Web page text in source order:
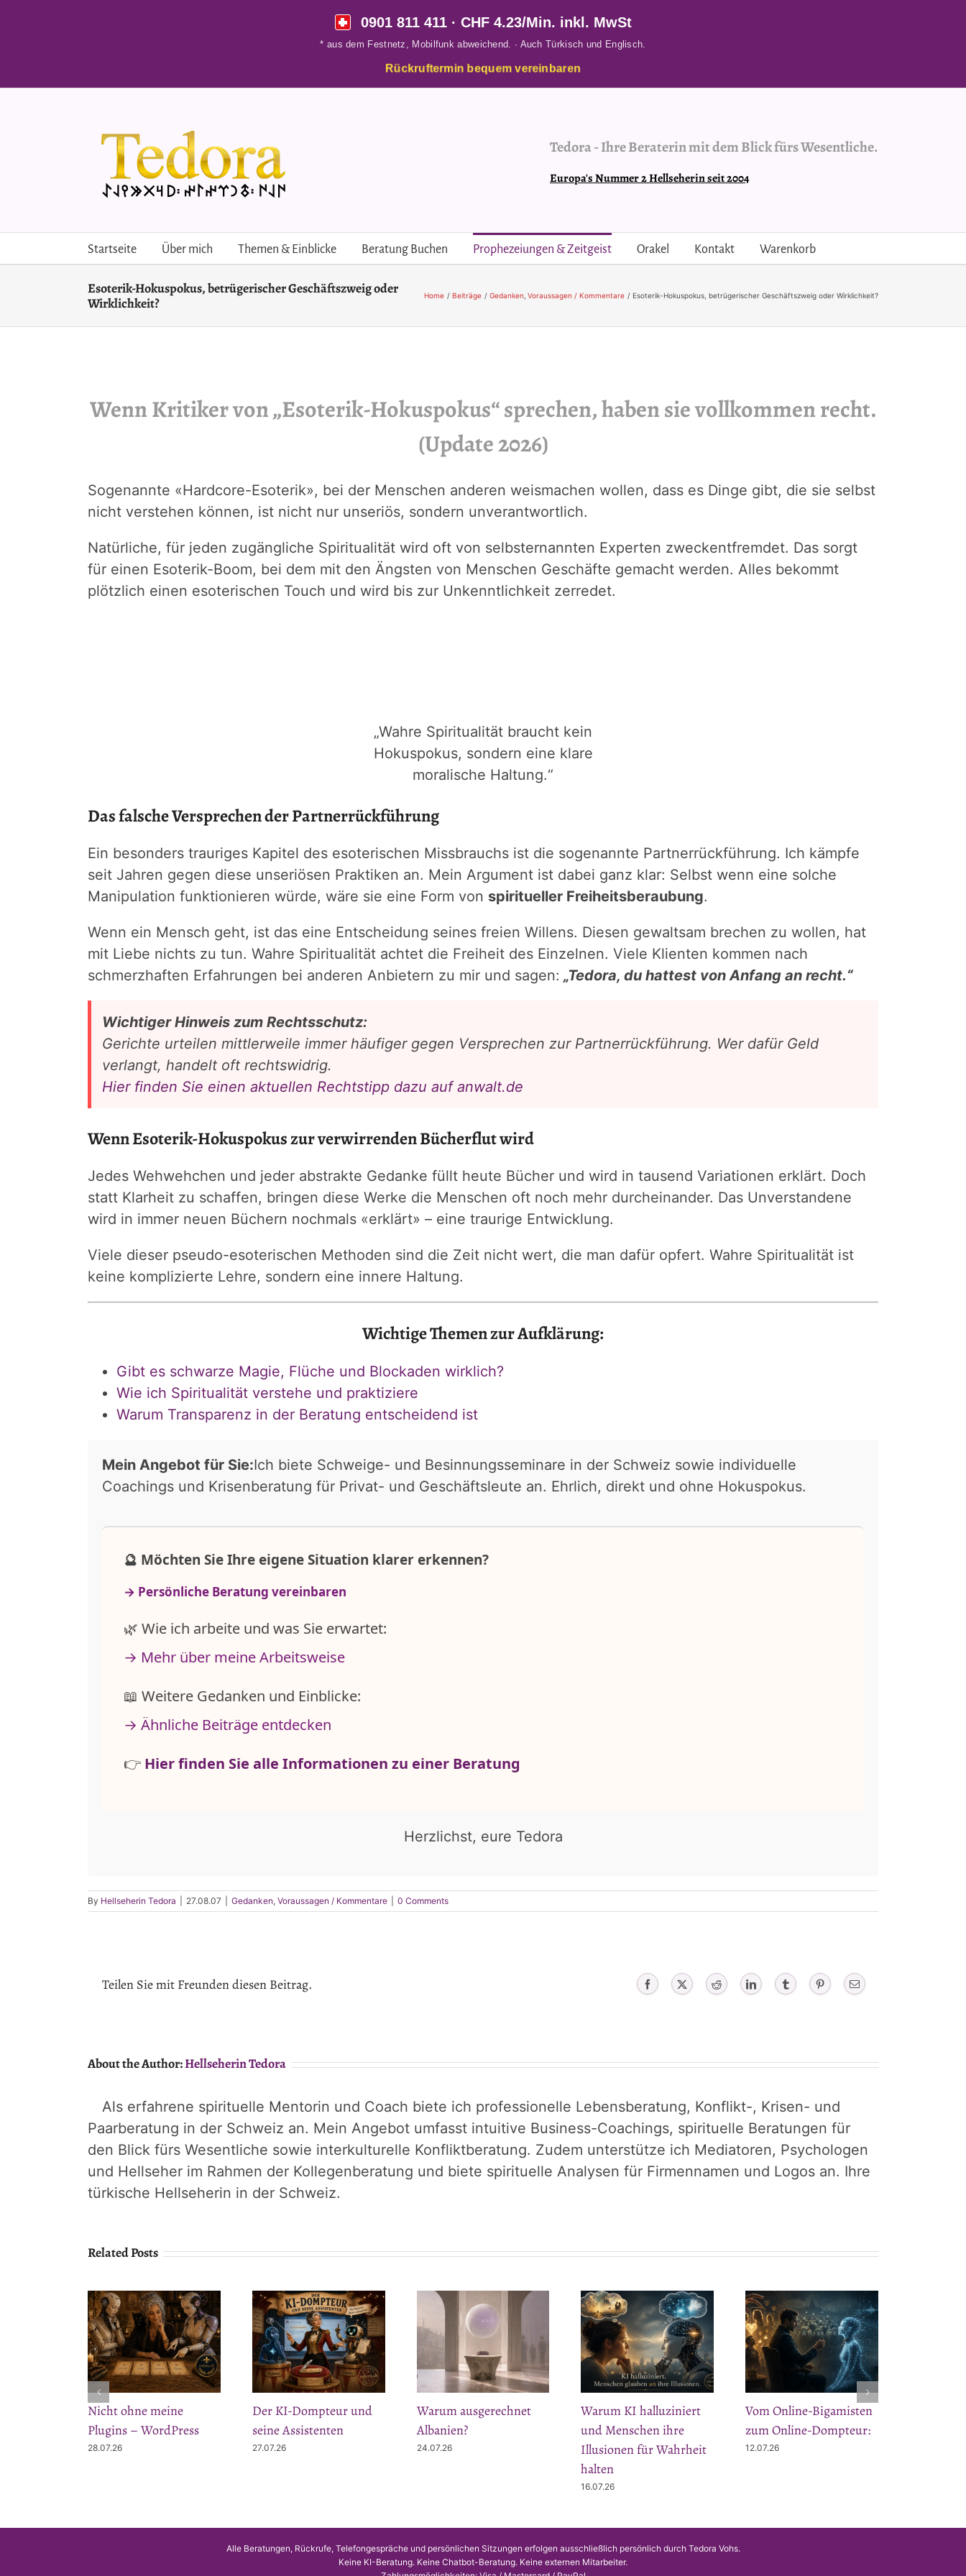
0901 811 411· CHF 4.23/Min. inkl. MwSt
* aus dem Festnetz, Mobilfunk abweichend. · Auch Türkisch und Englisch.
Rückruftermin bequem vereinbaren
Tedora-Ihre Beraterin mit dem Blick fürs Wesentliche.
Europa's Nummer 2 Hellseherin seit 2004
Startseite Über mich Themen & Einblicke Beratung Buchen Prophezeiungen & Zeitgeist Orakel Kontakt Warenkorb
Esoterik-Hokuspokus, betrügerischer Geschäftszweig oder
Wirklichkeit?
Home Beiträge Gedanken Voraussagen / Kommentare Esoterik-Hokuspokus, betrügerischer Geschäftszweig oder Wirklichkeit?
Wenn Kritiker von „Esoterik-Hokuspokus“ sprechen, haben sie vollkommen recht.
(Update 2026)
Sogenannte «Hardcore-Esoterik», bei der Menschen anderen weismachen wollen, dass es Dinge gibt, die sie selbst
nicht verstehen können, ist nicht nur unseriös, sondern unverantwortlich.
Natürliche, für jeden zugängliche Spiritualität wird oft von selbsternannten Experten zweckentfremdet. Das sorgt
für einen Esoterik-Boom, bei dem mit den Ängsten von Menschen Geschäfte gemacht werden. Alles bekommt
plötzlich einen esoterischen Touch und wird bis zur Unkenntlichkeit zerredet.
„Wahre Spiritualität braucht kein
Hokuspokus, sondern eine klare
moralische Haltung.“
Das falsche Versprechen der Partnerrückführung
Ein besonders trauriges Kapitel des esoterischen Missbrauchs ist die sogenannte Partnerrückführung. Ich kämpfe
seit Jahren gegen diese unseriösen Praktiken an. Mein Argument ist dabei ganz klar: Selbst wenn eine solche
Manipulation funktionieren würde, wäre sie eine Form von spiritueller Freiheitsberaubung.
Wenn ein Mensch geht, ist das eine Entscheidung seines freien Willens. Diesen gewaltsam brechen zu wollen, hat
mit Liebe nichts zu tun. Wahre Spiritualität achtet die Freiheit des Einzelnen. Viele Klienten kommen nach
schmerzhaften Erfahrungen bei anderen Anbietern zu mir und sagen: „Tedora, du hattest von Anfang an recht.“
Wichtiger Hinweis zum Rechtsschutz:
Gerichte urteilen mittlerweile immer häufiger gegen Versprechen zur Partnerrückführung. Wer dafür Geld
verlangt, handelt oft rechtswidrig.
Hier finden Sie einen aktuellen Rechtstipp dazu auf anwalt.de
Wenn Esoterik-Hokuspokus zur verwirrenden Bücherflut wird
Jedes Wehwehchen und jeder abstrakte Gedanke füllt heute Bücher und wird in tausend Variationen erklärt. Doch
statt Klarheit zu schaffen, bringen diese Werke die Menschen oft noch mehr durcheinander. Das Unverstandene
wird in immer neuen Büchern nochmals «erklärt» – eine traurige Entwicklung.
Viele dieser pseudo-esoterischen Methoden sind die Zeit nicht wert, die man dafür opfert. Wahre Spiritualität ist
keine komplizierte Lehre, sondern eine innere Haltung.
Wichtige Themen zur Aufklärung:
Gibt es schwarze Magie, Flüche und Blockaden wirklich?
Wie ich Spiritualität verstehe und praktiziere
Warum Transparenz in der Beratung entscheidend ist
Mein Angebot für Sie:Ich biete Schweige- und Besinnungsseminare in der Schweiz sowie individuelle
Coachings und Krisenberatung für Privat- und Geschäftsleute an. Ehrlich, direkt und ohne Hokuspokus.
🔮 Möchten Sie Ihre eigene Situation klarer erkennen?
→ Persönliche Beratung vereinbaren
🌿 Wie ich arbeite und was Sie erwartet:
→ Mehr über meine Arbeitsweise
📖 Weitere Gedanken und Einblicke:
→ Ähnliche Beiträge entdecken
👉 Hier finden Sie alle Informationen zu einer Beratung
Herzlichst, eure Tedora
By Hellseherin Tedora 27.08.07 Gedanken, Voraussagen / Kommentare 0 Comments
Teilen Sie mit Freunden diesen Beitrag. Facebook X Reddit LinkedIn Tumblr PinterestEmail
About the Author:Hellseherin Tedora
Als erfahrene spirituelle Mentorin und Coach biete ich professionelle Lebensberatung, Konflikt-, Krisen- und
Paarberatung in der Schweiz an. Mein Angebot umfasst intuitive Business-Coachings, spirituelle Beratungen für
den Blick fürs Wesentliche sowie interkulturelle Konfliktberatung. Zudem unterstütze ich Mediatoren, Psychologen
und Hellseher im Rahmen der Kollegenberatung und biete spirituelle Analysen für Firmennamen und Logos an. Ihre
türkische Hellseherin in der Schweiz.
Related Posts
Nicht ohne meine
Plugins – WordPress
28.07.26
Der KI-Dompteur und
seine Assistenten
27.07.26
Warum ausgerechnet
Albanien?
24.07.26
Warum KI halluziniert
und Menschen ihre
Illusionen für Wahrheit
halten
16.07.26
Vom Online-Bigamisten
zum Online-Dompteur:
12.07.26
Alle Beratungen, Rückrufe, Telefongespräche und persönlichen Sitzungen erfolgen ausschließlich persönlich durch Tedora Vohs.
Keine KI-Beratung. Keine Chatbot-Beratung. Keine externen Mitarbeiter.